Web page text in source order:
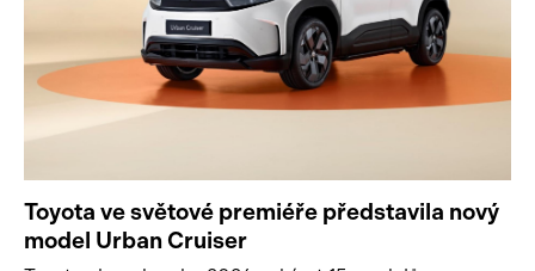
Toyota ve světové premiéře představila nový
model Urban Cruiser